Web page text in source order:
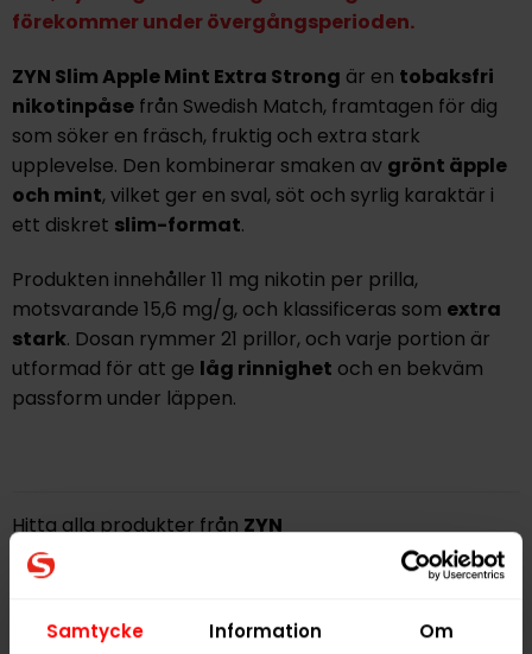
Samtycke Information Om
förekommer under övergångsperioden.
ZYN Slim Apple Mint Extra Strong är en tobaksfri
nikotinpåsefrån Swedish Match, framtagen för dig
som söker en fräsch, fruktig och extra stark
upplevelse. Den kombinerar smaken av grönt äpple
och mint, vilket ger en sval, söt och syrlig karaktär i
ett diskret slim-format.
Produkten innehåller 11 mg nikotin per prilla,
motsvarande 15,6 mg/g, och klassificeras som extra
stark. Dosan rymmer 21 prillor, och varje portion är
utformad för att ge låg rinnighet och en bekväm
passform under läppen.
Hitta alla produkter frånZYN
Alla produkter med smaken